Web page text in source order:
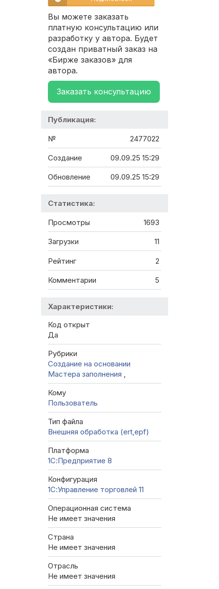
Вы можете заказать
платную консультацию или
разработку у автора. Будет
создан приватный заказ на
«Бирже заказов» для
автора.
Заказать консультацию
Публикация:
№ 2477022
Создание 09.09.25 15:29
Обновление 09.09.25 15:29
Статистика:
Просмотры 1693
Загрузки 11
Рейтинг 2
Комментарии 5
Характеристики:
Код открыт
Да
Рубрики
Создание на основании
Мастера заполнения ,
Кому
Пользователь
Тип файла
Внешняя обработка (ert,epf)
Платформа
1С:Предприятие 8
Конфигурация
1С:Управление торговлей 11
Операционная система
Не имеет значения
Страна
Не имеет значения
Отрасль
Не имеет значения